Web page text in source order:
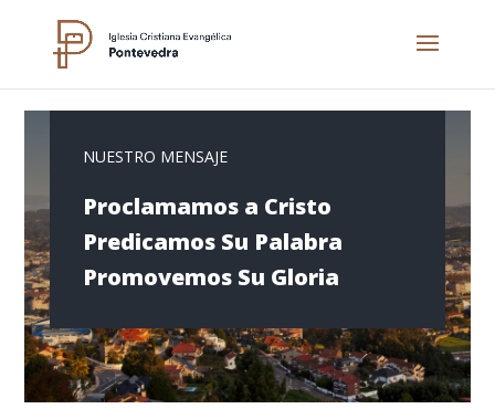
NUESTRO MENSAJE
Proclamamos a Cristo
Predicamos Su Palabra
Promovemos Su Gloria